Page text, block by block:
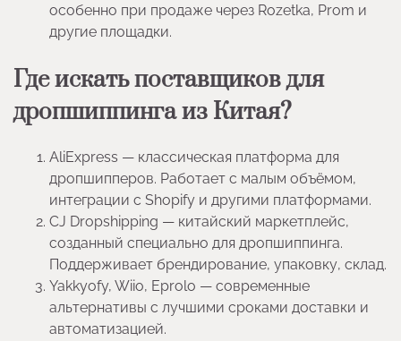
особенно при продаже через Rozetka, Prom и
другие площадки.
Где искать поставщиков для
дропшиппинга из Китая?
AliExpress — классическая платформа для
дропшипперов. Работает с малым объёмом,
интеграции с Shopify и другими платформами.
CJ Dropshipping — китайский маркетплейс,
созданный специально для дропшиппинга.
Поддерживает брендирование, упаковку, склад.
Yakkyofy, Wiio, Eprolo — современные
альтернативы с лучшими сроками доставки и
автоматизацией.